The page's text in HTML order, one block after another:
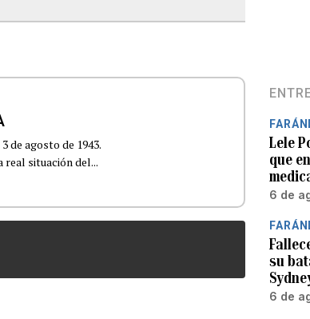
de agosto de 1943.
real situación del...
Lele
que
6 de
su
6 de